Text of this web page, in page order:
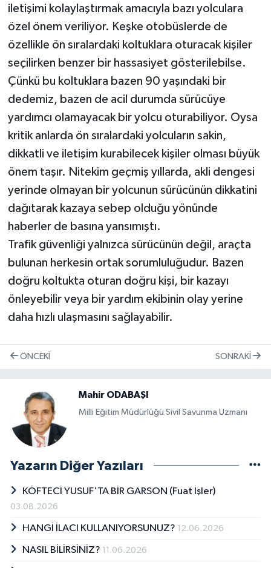
iletişimi kolaylaştırmak amacıyla bazı yolculara
özel önem veriliyor. Keşke otobüslerde de
özellikle ön sıralardaki koltuklara oturacak kişiler
seçilirken benzer bir hassasiyet gösterilebilse.
Çünkü bu koltuklara bazen 90 yaşındaki bir
dedemiz, bazen de acil durumda sürücüye
yardımcı olamayacak bir yolcu oturabiliyor. Oysa
kritik anlarda ön sıralardaki yolcuların sakin,
dikkatli ve iletişim kurabilecek kişiler olması büyük
önem taşır. Nitekim geçmiş yıllarda, akli dengesi
yerinde olmayan bir yolcunun sürücünün dikkatini
dağıtarak kazaya sebep olduğu yönünde
haberler de basına yansımıştı.
Trafik güvenliği yalnızca sürücünün değil, araçta
bulunan herkesin ortak sorumluluğudur. Bazen
doğru koltukta oturan doğru kişi, bir kazayı
önleyebilir veya bir yardım ekibinin olay yerine
daha hızlı ulaşmasını sağlayabilir.
ÖNCEKI SONRAKI
Mahir ODABAŞI
Mil­li Eği­tim Mü­dür­lü­ğü Si­vil Sa­vun­ma Uz­ma­nı
Yazarın Diğer Yazıları
KÖFTECİ YUSUF'TA BİR GARSON (Fuat İşler)
03.08.2026
HANGİ İLACI KULLANIYORSUNUZ? 12.06.2026
NASIL BİLİRSİNİZ? 11.06.2026